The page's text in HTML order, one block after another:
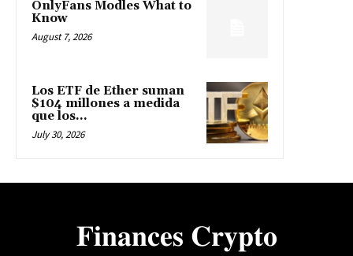
OnlyFans Modles What to
Know
August 7, 2026
Los ETF de Ether suman
$104 millones a medida
que los...
July 30, 2026
𝐅𝐢𝐧𝐚𝐧𝐜𝐞𝐬 𝐂𝐫𝐲𝐩𝐭𝐨